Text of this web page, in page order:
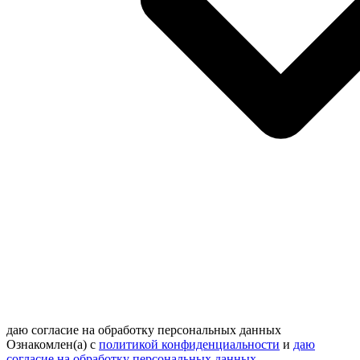
даю согласие на обработку персональных данных
Ознакомлен(а) с политикой конфиденциальности и даю